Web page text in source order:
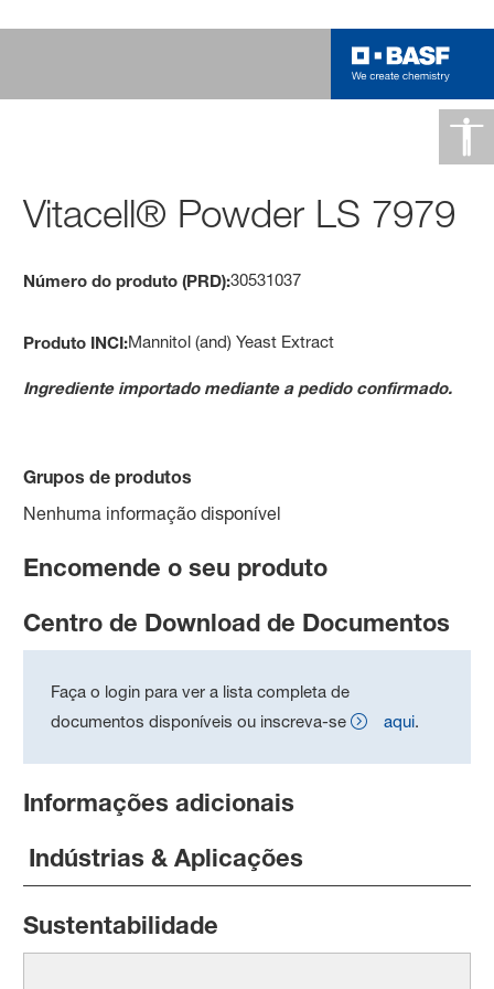
Vitacell® Powder LS 7979
Número do produto (PRD):30531037
Produto INCI:Mannitol (and) Yeast Extract
Ingrediente importado mediante a pedido confirmado.
Grupos de produtos
Nenhuma informação disponível
Encomende o seu produto
Centro de Download de Documentos
Faça o login para ver a lista completa de
documentos disponíveis ou inscreva-se
aqui.
Informações adicionais
Indústrias & Aplicações
Sustentabilidade